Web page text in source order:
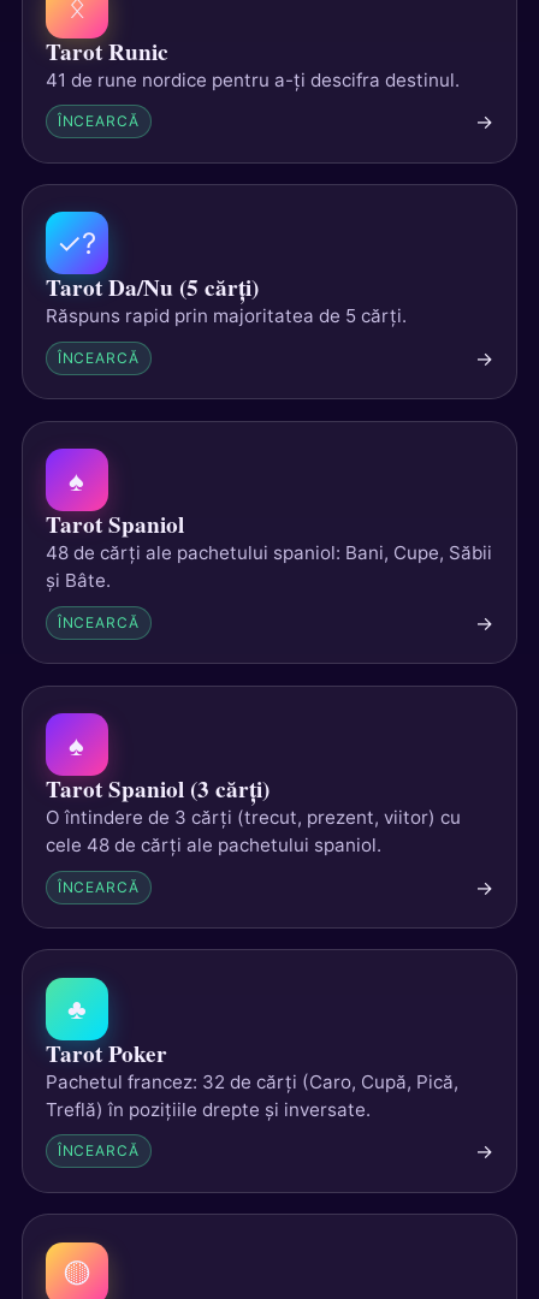
Tarot Runic
41 de rune nordice pentru a-ți descifra destinul.
ÎNCEARCĂ →
✓?
Tarot Da/Nu (5 cărți)
Răspuns rapid prin majoritatea de 5 cărți.
ÎNCEARCĂ →
♠
Tarot Spaniol
48 de cărți ale pachetului spaniol: Bani, Cupe, Săbii
și Bâte.
ÎNCEARCĂ →
♠
Tarot Spaniol (3 cărți)
O întindere de 3 cărți (trecut, prezent, viitor) cu
cele 48 de cărți ale pachetului spaniol.
ÎNCEARCĂ →
♣
Tarot Poker
Pachetul francez: 32 de cărți (Caro, Cupă, Pică,
Treflă) în pozițiile drepte și inversate.
ÎNCEARCĂ →
🟡